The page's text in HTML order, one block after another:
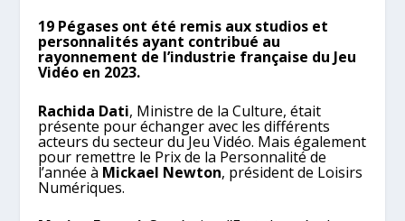
19 Pégases ont été remis aux studios et
personnalités ayant contribué au
rayonnement de l’industrie française du Jeu
Vidéo en 2023.
Rachida Dati, Ministre de la Culture, était
présente pour échanger avec les différents
acteurs du secteur du Jeu Vidéo. Mais également
pour remettre le Prix de la Personnalité de
l’année à Mickael Newton, président de Loisirs
Numériques.